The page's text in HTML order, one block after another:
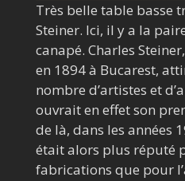
Très belle table basse
Steiner. Ici, il y a la
canapé. Charles
en 1894 à Bucarest,
nombre d’artistes et
ouvrait en effet son
de là, dans les années
était alors plus réputé
fabrications que pour